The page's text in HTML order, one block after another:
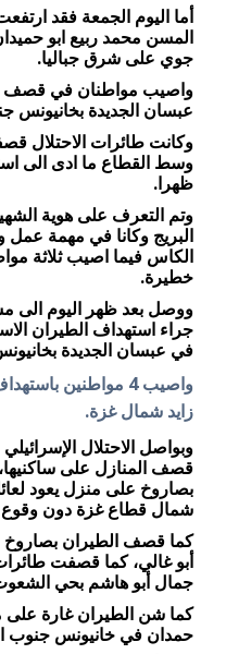
المسن محمد ربيع ابو
جوي على شرق جباليا.
واصيب مواطنان في قصف
عبسان الجديدة بخانيونس
وكانت طائرات الاحتلال
ظهرا.
وتم التعرف على هوية
البريج وكانا في مهمة
الكاس فيما اصيب ثلاثة
خطيرة.
جراء استهداف الطيران
في عبسان الجديدة
واصيب 4 مواطنين
زايد شمال غزة.
وبواصل الاحتلال
قصف المنازل على
بصاروخ على منزل يعود
شمال قطاع غزة دون وقوع
كما قصف الطيران بصاروخ
جمال أبو هاشم بحي
كما شن الطيران غارة على
حمدان في خانيونس جنوب